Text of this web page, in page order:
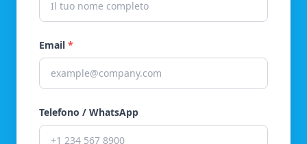
Email *
Telefono / WhatsApp